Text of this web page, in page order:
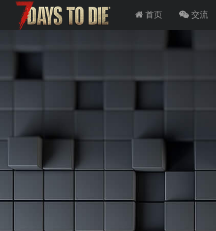
首页 交流